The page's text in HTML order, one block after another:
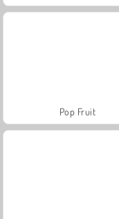
Pop Fruit